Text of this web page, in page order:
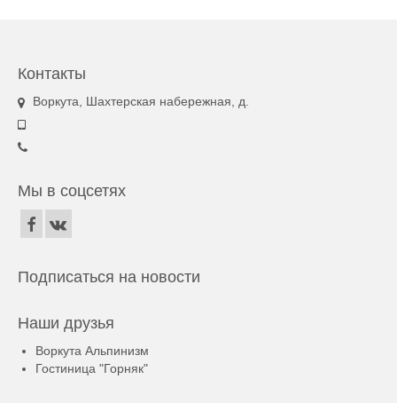
Контакты
Воркута, Шахтерская набережная, д.
Мы в соцсетях
Подписаться на новости
Наши друзья
Воркута Альпинизм
Гостиница "Горняк"